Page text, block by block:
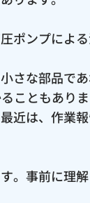
ポンプによ
さな部品で
こともあり
近は、作業
。事前に理